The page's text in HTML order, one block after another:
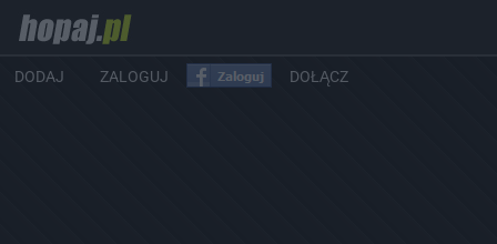
DODAJ ZALOGUJ DOŁĄCZ